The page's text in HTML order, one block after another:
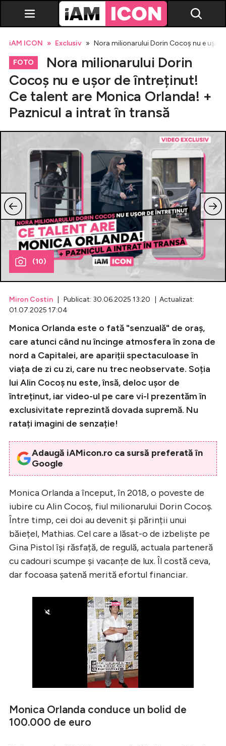
Vedete
Emisiuni TV
Horoscop
Lifestyle
Celebrități
Breaking News
Intră în cont
Creează cont
iAM ICON Exclusiv Nora milionarului Dorin Cocoș nu e ușor
FOTO
Nora milionarului Dorin
Cocoș nu e ușor de întreținut!
Ce talent are Monica Orlanda! +
Paznicul a intrat în transă
(10)
Miron Costin | Publicat: 30.06.2025 13:20 | Actualizat:
01.07.2025 17:04
Monica Orlanda este o fată "senzuală" de oraș,
care atunci când nu încinge atmosfera în zona de
nord a Capitalei, are apariții spectaculoase în
viața de zi cu zi, care nu trec neobservate. Soția
lui Alin Cocoș nu este, însă, deloc ușor de
întreținut, iar video-ul pe care vi-l prezentăm în
exclusivitate reprezintă dovada supremă. Nu
ratați imagini de senzație!
Adaugă iAMicon.ro ca sursă preferată în
Google
Monica Orlanda a început, în 2018, o poveste de
iubire cu Alin Cocoș, fiul milionarului Dorin Cocoș.
Între timp, cei doi au devenit și părinții unui
băiețel, Mathias. Cel care a lăsat-o de izbeliște pe
Gina Pistol își răsfață, de regulă, actuala parteneră
cu cadouri scumpe și vacanțe de lux. Îl costă ceva,
dar focoasa șatenă merită efortul financiar.
Monica Orlanda conduce un bolid de
100.000 de euro